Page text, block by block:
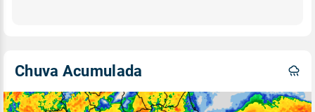
Chuva Acumulada